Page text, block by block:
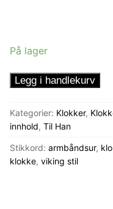
På lager
Armbåndsur
Brunsvart
antall
Legg i handlekurv
Kategorier: Klokker,
innhold, Til Han
Stikkord: armbåndsur,
klokke, viking stil